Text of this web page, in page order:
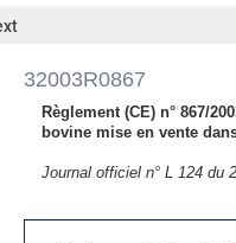
32003R0867
Règlement (CE) n° 867/
bovine mise en vente
Journal officiel n° L 124 du